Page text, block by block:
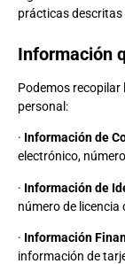
prácticas
Información
Podemos
personal:
· Información de
electrónico,
· Información de
número de licencia
· Información
información de